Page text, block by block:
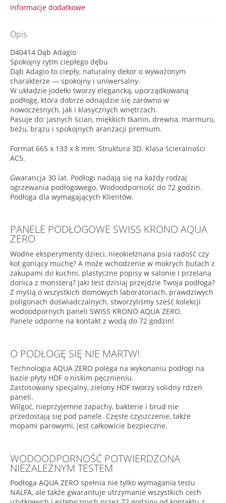
Informacje dodatkowe
Opis
D40414 Dąb Adagio
Spokojny rytm ciepłego dębu
Dąb Adagio to ciepły, naturalny dekor o wyważonym
charakterze — spokojny i uniwersalny.
W układzie jodełki tworzy elegancką, uporządkowaną
podłogę, która dobrze odnajdzie się zarówno w
nowoczesnych, jak i klasycznych wnętrzach.
Pasuje do: jasnych ścian, miękkich tkanin, drewna, marmuru,
beżu, brązu i spokojnych aranżacji premium.
Format 665 x 133 x 8 mm. Struktura 3D. Klasa ścieralności
AC5.
Gwarancja 30 lat. Podłogi nadają się na każdy rodzaj
ogrzewania podłogowego. Wodoodporność do 72 godzin.
Podłoga dla wymagających Klientów.
PANELE PODŁOGOWE SWISS KRONO AQUA
ZERO
Wodne eksperymenty dzieci, nieokiełznana psia radość czy
kot goniący muchę? A może wchodzenie w mokrych butach z
zakupami do kuchni, plastyczne popisy w salonie i przelana
donica z monsterą? Jaki test dzisiaj przejdzie Twoja podłoga?
Z myślą o wszystkich domowych laboratoriach, prawdziwych
poligonach doświadczalnych, stworzyliśmy sześć kolekcji
wodoodpornych paneli SWISS KRONO AQUA ZERO.
Panele odporne na kontakt z wodą do 72 godzin!
O PODŁOGĘ SIĘ NIE MARTW!
Technologia AQUA ZERO polega na wykonaniu podłogi na
bazie płyty HDF o niskim pęcznieniu.
Zastosowany specjalny, zielony HDF tworzy solidny rdzeń
paneli.
Wilgoć, nieprzyjemne zapachy, bakterie i brud nie
przedostają się pod panele. Częste czyszczenie, także
mopami parowymi, jest całkowicie bezpieczne.
WODOODPORNOŚĆ POTWIERDZONA
NIEZALEŻNYM TESTEM
Podłoga AQUA ZERO spełnia nie tylko wymagania testu
NALFA, ale także gwarantuje utrzymanie wszystkich cech